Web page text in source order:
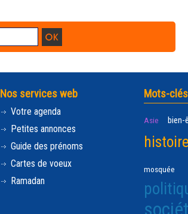
Nos services web
Votre agenda
Petites annonces
Guide des prénoms
Cartes de voeux
Ramadan
Mots-
Asie bien-
histoire
mosquée